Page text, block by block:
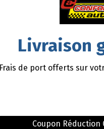
Livraison
Frais de port offerts sur
Coupon